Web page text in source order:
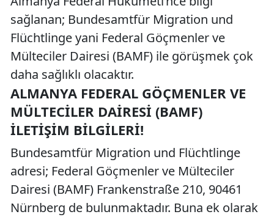
sağlanan; Bundesamtfür Migration und
Flüchtlinge yani Federal Göçmenler ve
Mülteciler Dairesi (BAMF) ile görüşmek çok
daha sağlıklı olacaktır.
ALMANYA FEDERAL GÖÇMENLER VE
MÜLTECILER DAIRESI (BAMF)
İLETIŞIM BILGILERI!
Bundesamtfür Migration und Flüchtlinge
adresi; Federal Göçmenler ve Mülteciler
Dairesi (BAMF) Frankenstraße 210, 90461
Nürnberg de bulunmaktadır. Buna ek olarak